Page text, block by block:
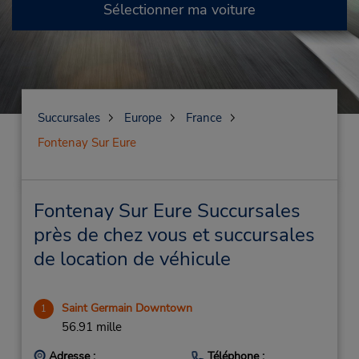
Sélectionner ma voiture
Succursales Europe
France
Fontenay Sur Eure
Fontenay Sur Eure Succursales
près de chez vous et succursales
de location de véhicule
1 Saint Germain Downtown
56.91 mille